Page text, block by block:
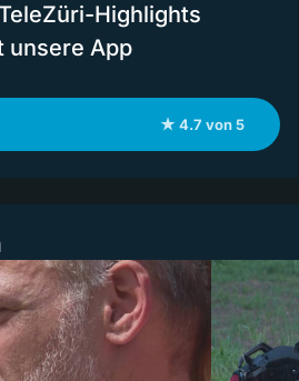
Highlights
unsere App
★ 4.7 von 5